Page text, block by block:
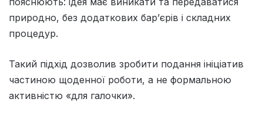
природно, без додаткових бар’єрів і складних
процедур.
Такий підхід дозволив зробити подання ініціатив
частиною щоденної роботи, а не формальною
активністю «для галочки».